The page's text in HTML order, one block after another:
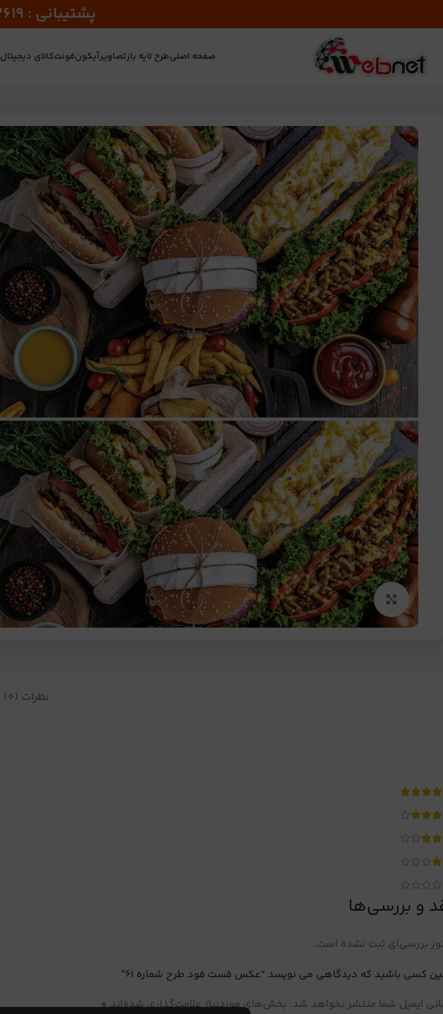
پشتیبانی : 02166102619 - 09366119082
صفحه اصلیطرح لایه بازتصاویرآیکونفونتکالای دیجیتال
برای بزرگنمایی کلیک کنید
نظرات (0)
و بررسی‌ها
بررسی‌ای ثبت نشده است.
کسی باشید که دیدگاهی می نویسد “عکس فست فود طرح شماره 61”
ایمیل شما منتشر نخواهد شد. بخش‌های موردنیاز علامت‌گذاری شده‌اند*